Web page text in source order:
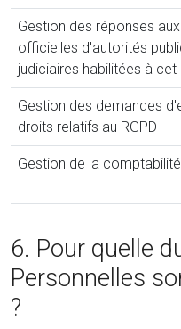
Gestion des réponses
officielles d'autorités
judiciaires habilitées à
Gestion des demandes
droits relatifs au RGPD
Gestion de la comptabilité
6. Pour quelle
Personnelles
?